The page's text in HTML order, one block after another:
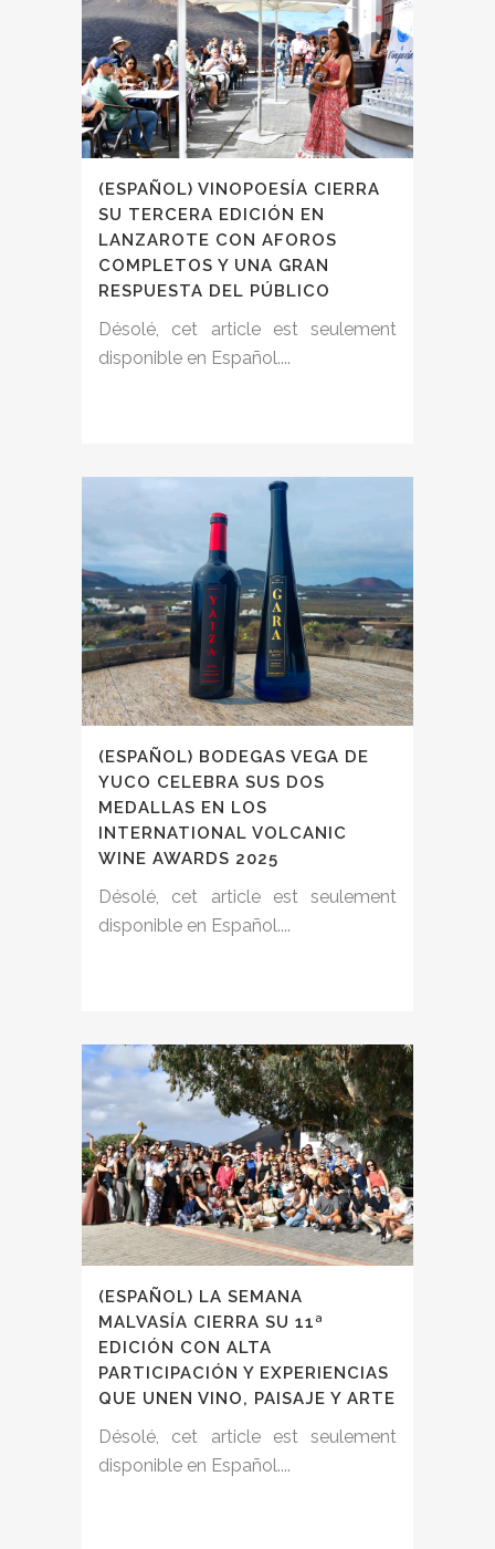
(ESPAÑOL) VINOPOESÍA CIERRA
SU TERCERA EDICIÓN EN
LANZAROTE CON AFOROS
COMPLETOS Y UNA GRAN
RESPUESTA DEL PÚBLICO
Désolé, cet article est seulement
disponible en Español....
(ESPAÑOL) BODEGAS VEGA DE
YUCO CELEBRA SUS DOS
MEDALLAS EN LOS
INTERNATIONAL VOLCANIC
WINE AWARDS 2025
Désolé, cet article est seulement
disponible en Español....
(ESPAÑOL) LA SEMANA
MALVASÍA CIERRA SU 11ª
EDICIÓN CON ALTA
PARTICIPACIÓN Y EXPERIENCIAS
QUE UNEN VINO, PAISAJE Y ARTE
Désolé, cet article est seulement
disponible en Español....